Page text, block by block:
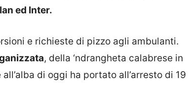
ed Inter.
e richieste di pizzo agli ambulanti.
, della ‘ndrangheta calabrese in
di oggi ha portato all’arresto di 19